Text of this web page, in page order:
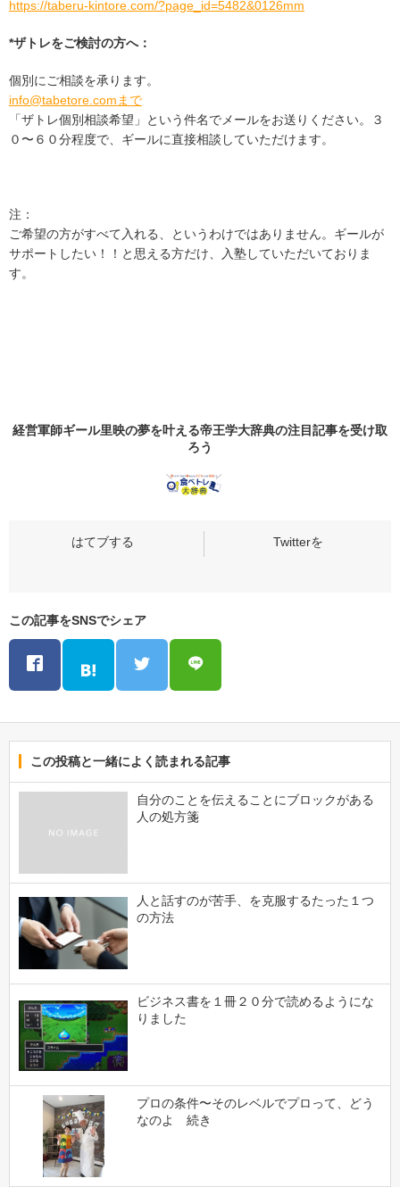
https://taberu-kintore.com/?page_id=5482&0126mm
*ザトレをご検討の方へ：
個別にご相談を承ります。
info@tabetore.comまで
「ザトレ個別相談希望」という件名でメールをお送りください。３
０〜６０分程度で、ギールに直接相談していただけます。
注：
ご希望の方がすべて入れる、というわけではありません。ギールが
サポートしたい！！と思える方だけ、入塾していただいておりま
す。
経営軍師ギール里映の夢を叶える帝王学大辞典の注目記事を受け取
ろう
この記事をSNSでシェア
この投稿と一緒によく読まれる記事
自分のことを伝えることにブロックがある
人の処方箋
人と話すのが苦手、を克服するたった１つ
の方法
ビジネス書を１冊２０分で読めるようにな
りました
プロの条件〜そのレベルでプロって、どう
なのよ 続き